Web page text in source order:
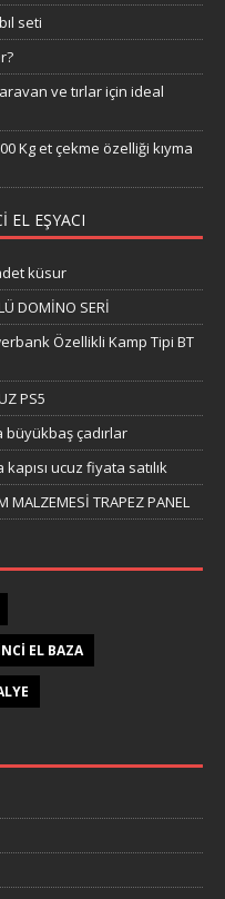
seti
ve tırlar için ideal
Kg et çekme özelliği kıyma
EL EŞYACI
küsur
DOMİNO SERİ
Özellikli Kamp Tipi BT
PS5
büyükbaş çadırlar
ucuz fiyata satılık
MALZEMESİ TRAPEZ PANEL
EL BAZA